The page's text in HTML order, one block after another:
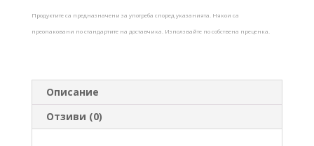
Продуктите са предназначени за употреба според указанията. Някои са
преопаковани по стандартите на доставчика. Използвайте по собствена преценка.
Описание
Отзиви (0)